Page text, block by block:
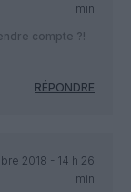
min
compte ?!
RÉPONDRE
2018 - 14 h 26
min